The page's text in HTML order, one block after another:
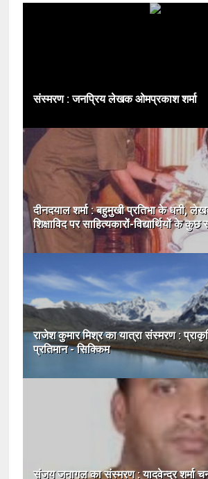
संस्मरण : जनप्रिय लेखक ओमप्रकाश शर्मा
दीनदयाल शर्मा : बहुमुखी प्रतिभा के धनी,
शिक्षाविद पर साहित्यकारों-विद्यार्थियों के
राजेश कुमार मिश्र का यात्रा संस्मरण :
प्रतिमान - सिक्किम
संजय जनागल का संस्मरण : यादवेन्द्र शर्मा